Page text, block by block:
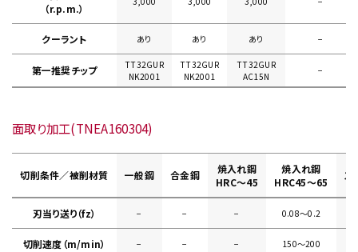
（r.p.m.）
クーラント あり あり あり −
第一推奨チップ
TT32GUR
NK2001
TT32GUR
NK2001
TT32GUR
AC15N
−
面取り加工(TNEA160304)
切削条件／被削材質 一般鋼 合金鋼
焼入れ鋼
HRC～45
焼入れ鋼
HRC45～65
ス
刃当り送り（fz） − − − 0.08〜0.2
切削速度（m/min） − − − 150〜200